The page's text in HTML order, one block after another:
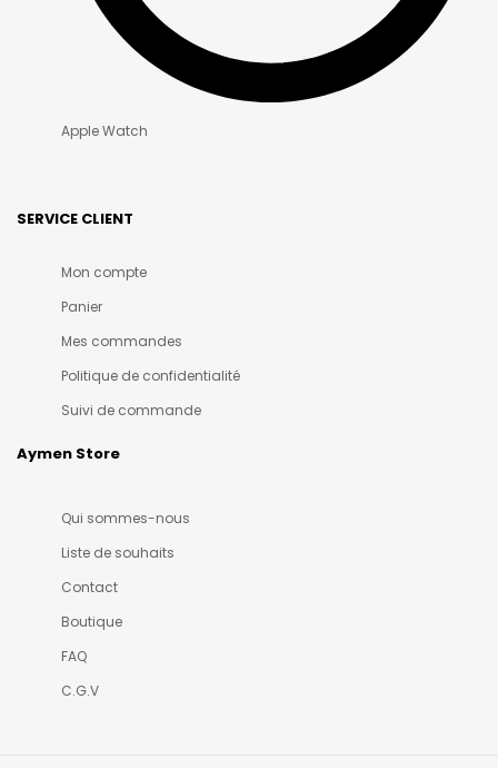
Apple Watch
SERVICE CLIENT
Mon compte
Panier
Mes commandes
Politique de confidentialité
Suivi de commande
Aymen Store
Qui sommes-nous
Liste de souhaits
Contact
Boutique
FAQ
C.G.V